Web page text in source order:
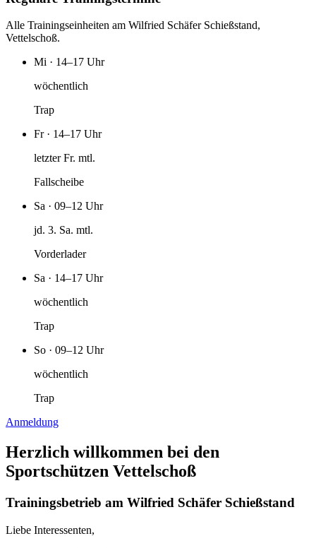
Alle Trainingseinheiten am Wilfried Schäfer Schießstand,
Vettelschoß.
Mi · 14–17 Uhr
wöchentlich
Trap
Fr · 14–17 Uhr
letzter Fr. mtl.
Fallscheibe
Sa · 09–12 Uhr
jd. 3. Sa. mtl.
Vorderlader
Sa · 14–17 Uhr
wöchentlich
Trap
So · 09–12 Uhr
wöchentlich
Trap
Anmeldung
Herzlich willkommen bei den
Sportschützen Vettelschoß
Trainingsbetrieb am Wilfried Schäfer Schießstand
Liebe Interessenten,